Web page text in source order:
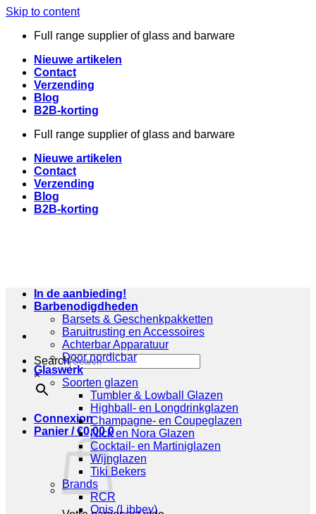
Skip to content
Full range supplier of glass and barware
Nieuwe artikelen
Contact
Verzending
Blog
B2B-korting
Full range supplier of glass and barware
Nieuwe artikelen
Contact
Verzending
Blog
B2B-korting
Search
×
Connexion
Panier /€0,00 0
In de aanbieding!
Barbenodigdheden
Barsets & Geschenkpakketten
Baruitrusting en Accessoires
Achterbar Apparatuur
Door nordicbar
Glaswerk
Soorten glazen
Tumbler & Lowball Glazen
Highball- en Longdrinkglazen
Champagne- en Coupeglazen
Nick en Nora Glazen
Cocktail- en Martiniglazen
Wijnglazen
Tiki Bekers
Brands
RCR
Onis (Libbey)